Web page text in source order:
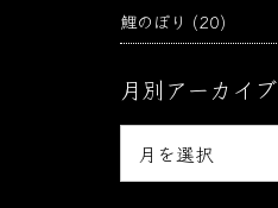
鯉のぼり (20)
月別アーカイブ